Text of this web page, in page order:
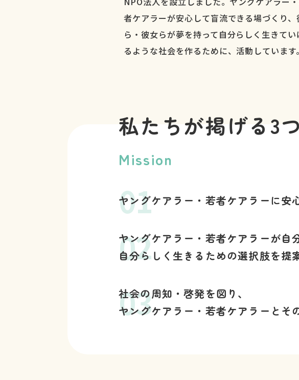
者ケアラーが安心して盲流できる場づくり、
ら・彼女らが夢を持って自分らしく生きてい
るような社会を作るために、活動しています。
私たちが掲げる 3
Mission
ヤングケアラー・若者ケアラーに安
ヤングケアラー・若者ケアラーが自
自分らしく生きるための選択肢を提
社会の周知・啓発を図り、
ヤングケアラー・若者ケアラーとそ